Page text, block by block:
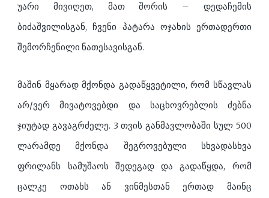
უარი მივიღეთ, მათ შორის – დედაჩემის
ბიძაშვილისგან, ჩვენი პატარა ოჯახის ერთადერთი
შემორჩენილი ნათესავისგან.
მაშინ მყარად მქონდა გადაწყვეტილი, რომ სწავლას
არ/ვერ მივატოვებდი და საცხოვრებლის ძებნა
ჯიუტად გავაგრძელე. 3 თვის განმავლობაში სულ 500
ლარამდე მქონდა შეგროვებული სხვადასხვა
ფრილანს სამუშაოს შედეგად და გადაწყდა, რომ
ცალკე ოთახს ან ვინმესთან ერთად მაინც